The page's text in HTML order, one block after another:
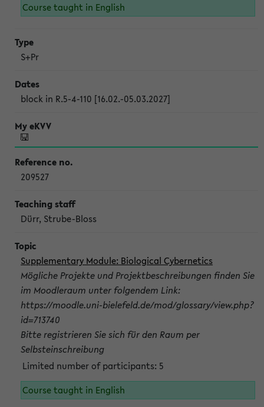
Course taught in English
S+Pr
block in R.5-4-110 [16.02.-05.03.2027]
209527
Dürr, Strube-Bloss
Supplementary Module: Biological Cybernetics
Mögliche Projekte und Projektbeschreibungen finden Sie
im Moodleraum unter folgendem Link:
https://moodle.uni-bielefeld.de/mod/glossary/view.php?
id=713740
Bitte registrieren Sie sich für den Raum per
Selbsteinschreibung
Limited number of participants: 5
Course taught in English